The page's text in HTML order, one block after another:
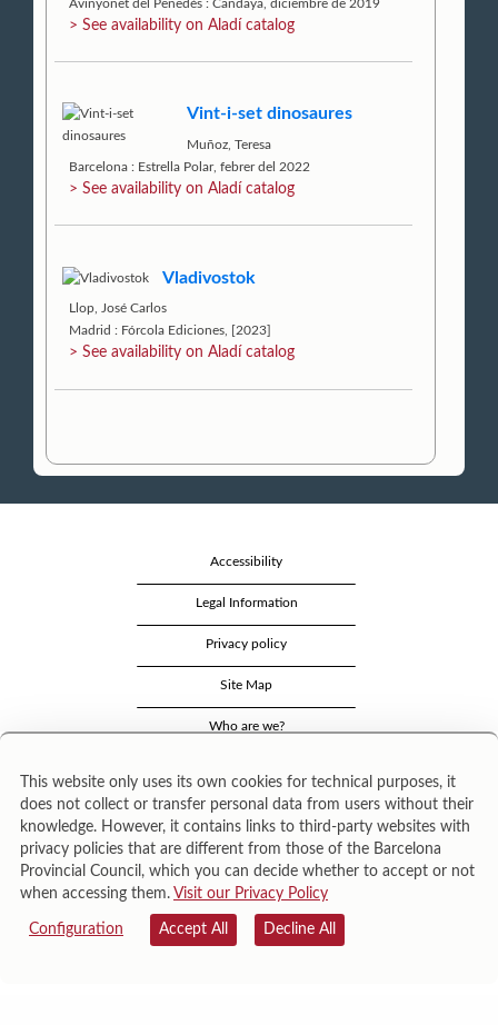
Avinyonet del Penedès : Candaya, diciembre de 2019
> See availability on Aladí catalog
Vint-i-set dinosaures
Muñoz, Teresa
Barcelona : Estrella Polar, febrer del 2022
> See availability on Aladí catalog
Vladivostok
Llop, José Carlos
Madrid : Fórcola Ediciones, [2023]
> See availability on Aladí catalog
Accessibility
Legal Information
Privacy policy
Site Map
Who are we?
Contact
This website only uses its own cookies for technical purposes, it
does not collect or transfer personal data from users without their
knowledge. However, it contains links to third-party websites with
privacy policies that are different from those of the Barcelona
Provincial Council, which you can decide whether to accept or not
when accessing them. Visit our Privacy Policy
Configuration Accept All Decline All